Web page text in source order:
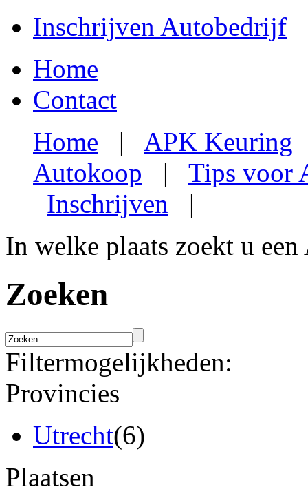
Inschrijven Autobedrijf
Home
Contact
Home | APK Keuring
Autokoop | Tips voor
Inschrijven |
In welke plaats zoekt u
Zoeken
Filtermogelijkheden:
Provincies
Utrecht(6)
Plaatsen